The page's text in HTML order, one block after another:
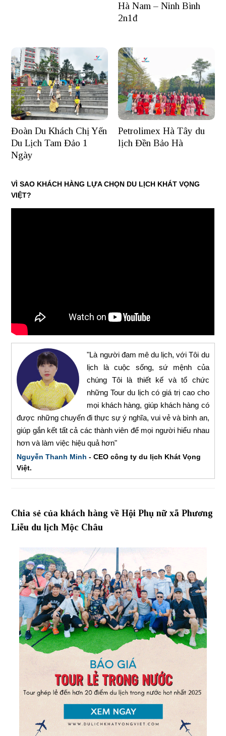
Hà Nam – Ninh Bình
2n1đ
Đoàn Du Khách Chị Yến
Du Lịch Tam Đảo 1
Ngày
Petrolimex Hà Tây du
lịch Đền Bảo Hà
VÌ SAO KHÁCH HÀNG LỰA CHỌN DU LỊCH KHÁT VỌNG
VIỆT?
"Là người đam mê du lịch, với Tôi du
lịch là cuộc sống, sứ mệnh của
chúng Tôi là thiết kế và tổ chức
những Tour du lịch có giá trị cao cho
mọi khách hàng, giúp khách hàng có
được những chuyến đi thực sự ý nghĩa, vui vẻ và bình an,
giúp gắn kết tất cả các thành viên để mọi người hiểu nhau
hơn và làm việc hiệu quả hơn"
Nguyễn Thanh Minh - CEO công ty du lịch Khát Vọng
Việt.
Chia sẻ của khách hàng về Hội Phụ nữ xã Phương
Liễu du lịch Mộc Châu